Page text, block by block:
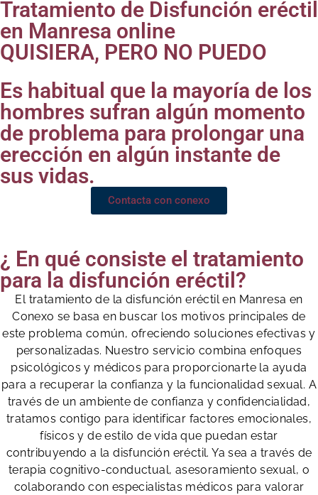
Tratamiento de Disfunción eréctil
en Manresa online
QUISIERA, PERO NO PUEDO
Es habitual que la mayoría de los
hombres sufran algún momento
de problema para prolongar una
erección en algún instante de
sus vidas.
Contacta con conexo
¿ En qué consiste el tratamiento
para la disfunción eréctil?
El tratamiento de la disfunción eréctil en Manresa en
Conexo se basa en buscar los motivos principales de
este problema común, ofreciendo soluciones efectivas y
personalizadas. Nuestro servicio combina enfoques
psicológicos y médicos para proporcionarte la ayuda
para a recuperar la confianza y la funcionalidad sexual. A
través de un ambiente de confianza y confidencialidad,
tratamos contigo para identificar factores emocionales,
físicos y de estilo de vida que puedan estar
contribuyendo a la disfunción eréctil. Ya sea a través de
terapia cognitivo-conductual, asesoramiento sexual, o
colaborando con especialistas médicos para valorar